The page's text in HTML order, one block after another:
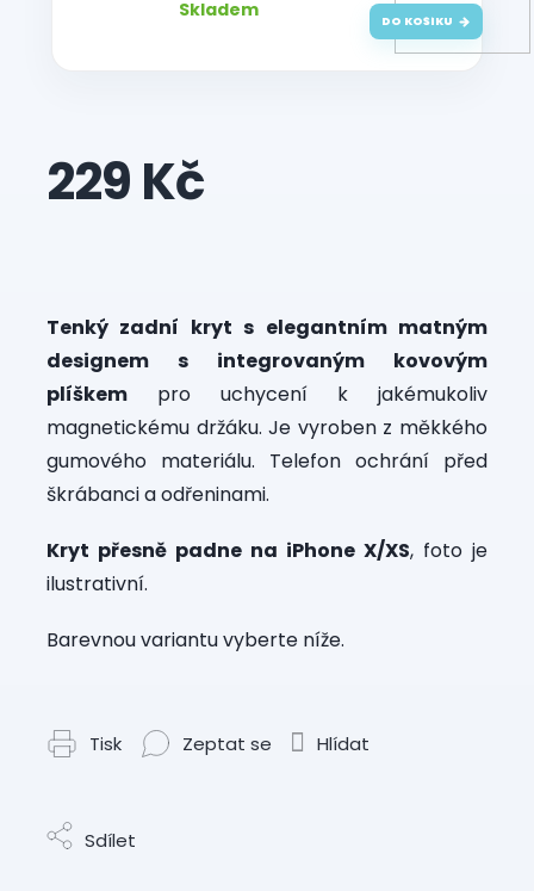
Skladem
DO KOŠÍKU
229 Kč
Tenký zadní kryt s elegantním matným
designem s integrovaným kovovým
plíškem pro uchycení k jakémukoliv
magnetickému držáku. Je vyroben z měkkého
gumového materiálu. Telefon ochrání před
škrábanci a odřeninami.
Kryt přesně padne na iPhone X/XS, foto je
ilustrativní.
Barevnou variantu vyberte níže.
Tisk Zeptat se Hlídat
Sdílet